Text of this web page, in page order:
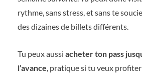
rythme, sans stress, et sans te
des dizaines de billets différents.
Tu peux aussi acheter ton pass
l’avance , pratique si tu veux